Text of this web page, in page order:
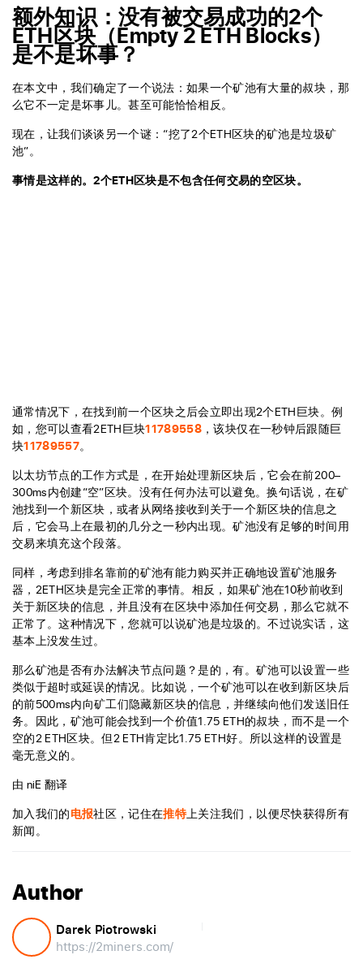
额外知识：没有被交易成功的2个
ETH区块（Empty 2 ETH Blocks）
是不是坏事？
在本文中，我们确定了一个说法：如果一个矿池有大量的叔块，那
么它不一定是坏事儿。甚至可能恰恰相反。
现在，让我们谈谈另一个谜：“挖了2个ETH区块的矿池是垃圾矿
池”。
事情是这样的。2个ETH区块是不包含任何交易的空区块。
通常情况下，在找到前一个区块之后会立即出现2个ETH巨块。例
如，您可以查看2ETH巨块11789558 ，该块仅在一秒钟后跟随巨
块11789557。
以太坊节点的工作方式是，在开始处理新区块后，它会在前200–
300ms内创建“空”区块。没有任何办法可以避免。换句话说，在矿
池找到一个新区块，或者从网络接收到关于一个新区块的信息之
后，它会马上在最初的几分之一秒内出现。矿池没有足够的时间用
交易来填充这个段落。
同样，考虑到排名靠前的矿池有能力购买并正确地设置矿池服务
器，2ETH区块是完全正常的事情。相反，如果矿池在10秒前收到
关于新区块的信息，并且没有在区块中添加任何交易，那么它就不
正常了。这种情况下，您就可以说矿池是垃圾的。不过说实话，这
基本上没发生过。
那么矿池是否有办法解决节点问题？是的，有。矿池可以设置一些
类似于超时或延误的情况。比如说，一个矿池可以在收到新区块后
的前500ms内向矿工们隐藏新区块的信息，并继续向他们发送旧任
务。因此，矿池可能会找到一个价值1.75 ETH的叔块，而不是一个
空的2 ETH区块。但2 ETH肯定比1.75 ETH好。所以这样的设置是
毫无意义的。
由 niE 翻译
加入我们的电报社区，记住在推特上关注我们，以便尽快获得所有
新闻。
Author
Darek Piotrowski
https://2miners.com/